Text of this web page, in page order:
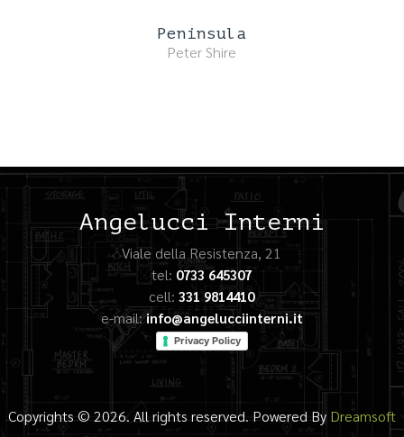
Peninsula
Peter Shire
Angelucci Interni
Viale della Resistenza, 21
tel: 0733 645307
cell:331 9814410
e-mail:info@angelucciinterni.it
Privacy Policy
Copyrights © 2026. All rights reserved. Powered By Dreamsoft